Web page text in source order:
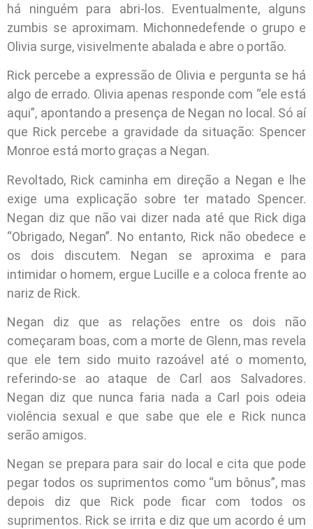
há ninguém para abri-los. Eventualmente, alguns
zumbis se aproximam. Michonnedefende o grupo e
Olivia surge, visivelmente abalada e abre o portão.
Rick percebe a expressão de Olivia e pergunta se há
algo de errado. Olivia apenas responde com “ele está
aqui”, apontando a presença de Negan no local. Só aí
que Rick percebe a gravidade da situação: Spencer
Monroe está morto graças a Negan.
Revoltado, Rick caminha em direção a Negan e lhe
exige uma explicação sobre ter matado Spencer.
Negan diz que não vai dizer nada até que Rick diga
“Obrigado, Negan”. No entanto, Rick não obedece e
os dois discutem. Negan se aproxima e para
intimidar o homem, ergue Lucille e a coloca frente ao
nariz de Rick.
Negan diz que as relações entre os dois não
começaram boas, com a morte de Glenn, mas revela
que ele tem sido muito razoável até o momento,
referindo-se ao ataque de Carl aos Salvadores.
Negan diz que nunca faria nada a Carl pois odeia
violência sexual e que sabe que ele e Rick nunca
serão amigos.
Negan se prepara para sair do local e cita que pode
pegar todos os suprimentos como “um bônus”, mas
depois diz que Rick pode ficar com todos os
suprimentos. Rick se irrita e diz que um acordo é um